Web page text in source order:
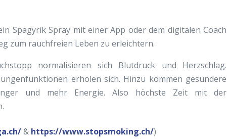
Spagyrik Spray mit einer App oder dem digitalen Coach
zum rauchfreien Leben zu erleichtern.
normalisieren sich Blutdruck und Herzschlag.
erholen sich. Hinzu kommen gesündere
und mehr Energie. Also höchste Zeit mit der
& https://www.stopsmoking.ch/)